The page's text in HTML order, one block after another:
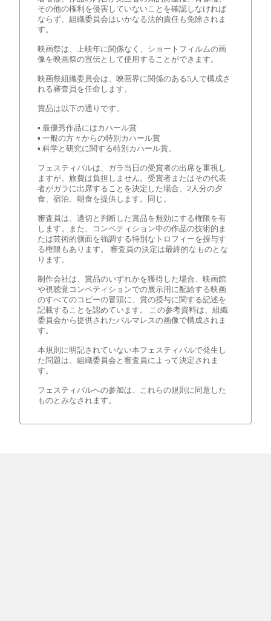
その他の権利を侵害していないことを確認しなければ
ならず、組織委員会はいかなる法的責任も免除されま
す。
映画祭は、上映年に関係なく、ショートフィルムの画
像を映画祭の宣伝として使用することができます。
映画祭組織委員会は、映画界に関係のある5人で構成さ
れる審査員を任命します。
賞品は以下の通りです。
▪ 最優秀作品にはカハール賞
▪ 一般の方々からの特別カハール賞
▪ 科学と研究に関する特別カハール賞。
フェスティバルは、ガラ当日の受賞者の出席を重視し
ますが、旅費は負担しません。受賞者またはその代表
者がガラに出席することを決定した場合、2人分の夕
食、宿泊、朝食を提供します。同じ。
審査員は、適切と判断した賞品を無効にする権限を有
します。また、コンペティション中の作品の技術的ま
たは芸術的側面を強調する特別なトロフィーを授与す
る権限もあります。 審査員の決定は最終的なものとな
ります。
制作会社は、賞品のいずれかを獲得した場合、映画館
や視聴覚コンペティションでの展示用に配給する映画
のすべてのコピーの冒頭に、賞の授与に関する記述を
記載することを認めています。 この参考資料は、組織
委員会から提供されたパルマレスの画像で構成されま
す。
本規則に明記されていない本フェスティバルで発生し
た問題は、組織委員会と審査員によって決定されま
す。
フェスティバルへの参加は、これらの規則に同意した
ものとみなされます。